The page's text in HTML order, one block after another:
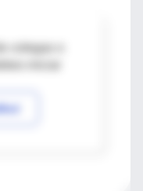
colegas o